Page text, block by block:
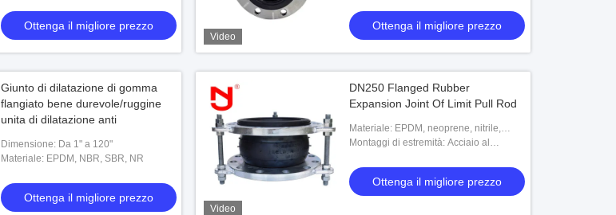
pressione nelle tubazioni personalizzate
Ottenga il migliore prezzo
Video
Ottenga il migliore prezzo
Giunto di dilatazione di gomma
flangiato bene durevole/ruggine
unita di dilatazione anti
Dimensione: Da 1" a 120"
Materiale: EPDM, NBR, SBR, NR
Ottenga il migliore prezzo
Video
DN250 Flanged Rubber
Expansion Joint Of Limit Pull Rod
Materiale: EPDM, neoprene, nitrile,
ipalon
Montaggi di estremità: Acciaio al
galvanizzato, alluminio, ottone, rame
Ottenga il migliore prezzo